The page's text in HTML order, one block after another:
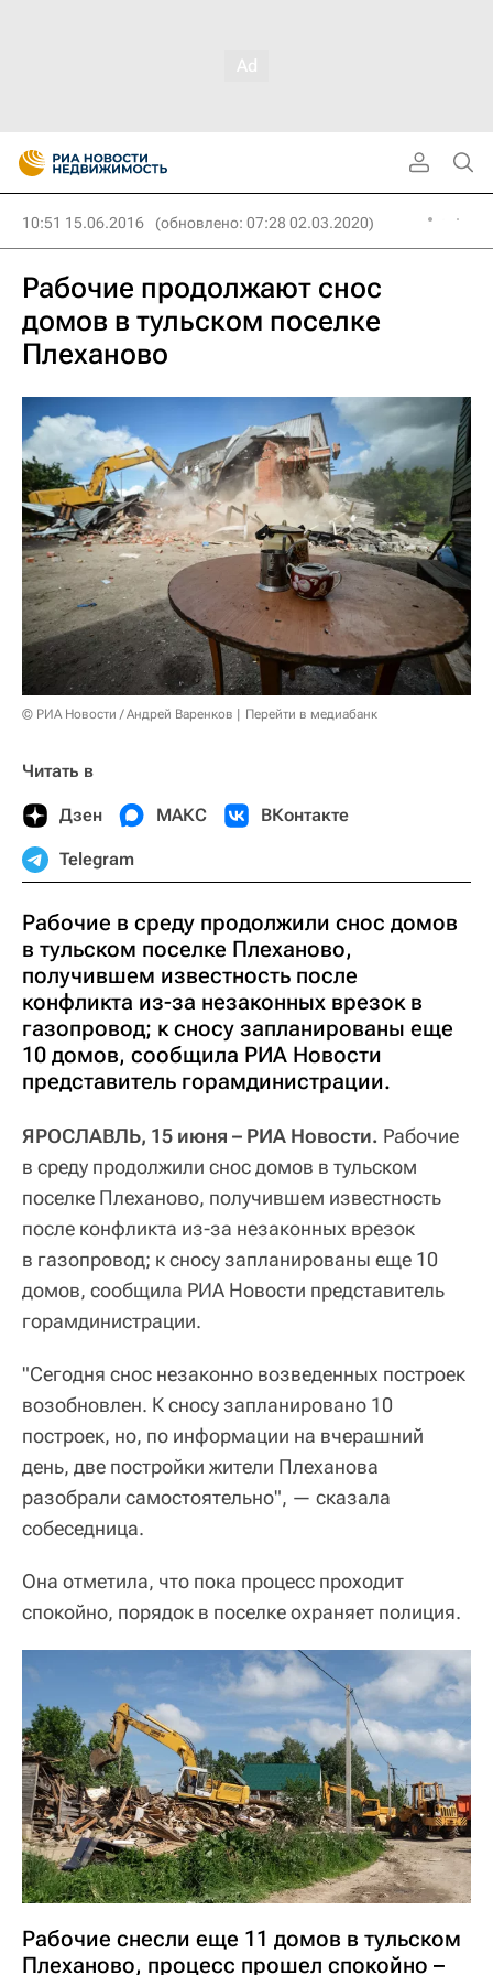
10:51 15.06.2016 (обновлено: 07:28 02.03.2020)
Рабочие продолжают снос
домов в тульском поселке
Плеханово
© РИА Новости / Андрей Варенков Перейти в медиабанк
Читать в
Дзен МАКС ВКонтакте
Telegram
Рабочие в среду продолжили снос домов
в тульском поселке Плеханово,
получившем известность после
конфликта из-за незаконных врезок в
газопровод; к сносу запланированы еще
10 домов, сообщила РИА Новости
представитель горамдинистрации.
ЯРОСЛАВЛЬ, 15 июня – РИА Новости. Рабочие
в среду продолжили снос домов в тульском
поселке Плеханово, получившем известность
после конфликта из-за незаконных врезок
в газопровод; к сносу запланированы еще 10
домов, сообщила РИА Новости представитель
горамдинистрации.
"Сегодня снос незаконно возведенных построек
возобновлен. К сносу запланировано 10
построек, но, по информации на вчерашний
день, две постройки жители Плеханова
разобрали самостоятельно", — сказала
собеседница.
Она отметила, что пока процесс проходит
спокойно, порядок в поселке охраняет полиция.
Рабочие снесли еще 11 домов в тульском
Плеханово, процесс прошел спокойно –